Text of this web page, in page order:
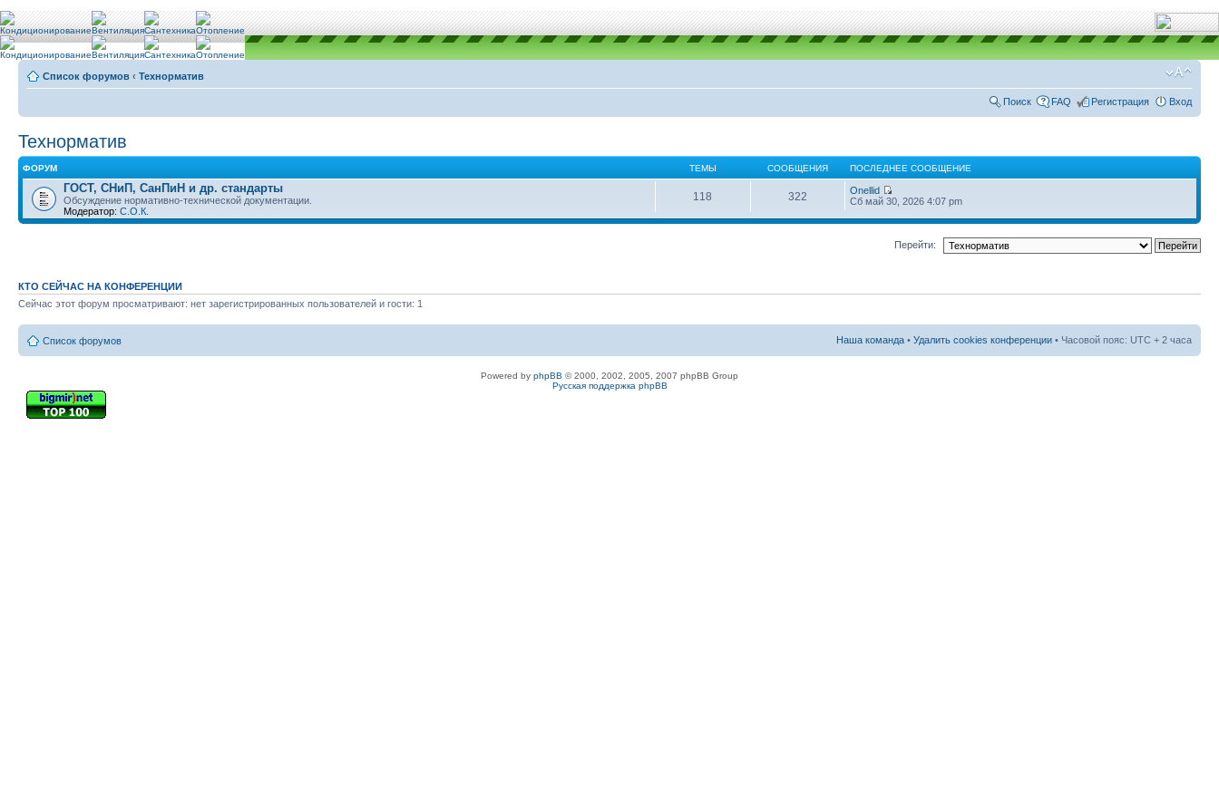
Список форумов ‹ Teхнорматив
Поиск FAQ Регистрация Вход
Teхнорматив
ФОРУМ ТЕМЫ СООБЩЕНИЯ ПОСЛЕДНЕЕ СООБЩЕНИЕ
ГОСТ, СНиП, СанПиН и др. стандарты
Обсуждение нормативно-технической документации.
Модератор: С.О.К.
118 322
Onellid
Сб май 30, 2026 4:07 pm
Перейти:
КТО СЕЙЧАС НА КОНФЕРЕНЦИИ
Сейчас этот форум просматривают: нет зарегистрированных пользователей и гости: 1
Список форумов Наша команда • Удалить cookies конференции • Часовой пояс: UTC + 2 часа
Powered by phpBB © 2000, 2002, 2005, 2007 phpBB Group
Русская поддержка phpBB